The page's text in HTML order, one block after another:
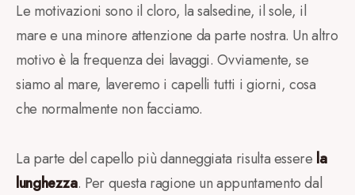
Le motivazioni sono il cloro, la salsedine, il sole, il
mare e una minore attenzione da parte nostra. Un altro
motivo è la frequenza dei lavaggi. Ovviamente, se
siamo al mare, laveremo i capelli tutti i giorni, cosa
che normalmente non facciamo.
La parte del capello più danneggiata risulta essere la
lunghezza. Per questa ragione un appuntamento dal